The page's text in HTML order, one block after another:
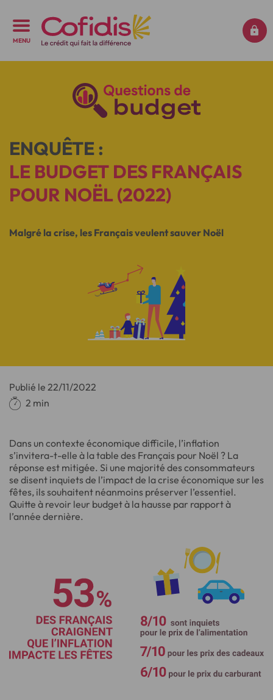
MENU
ENQUÊTE :
LE BUDGET DES FRANÇAIS
POUR NOËL (2022)
Malgré la crise, les Français veulent sauver Noël
Publié le 22/11/2022
2 min
Dans un contexte économique difficile, l’inflation
s’invitera-t-elle à la table des Français pour Noël ? La
réponse est mitigée. Si une majorité des consommateurs
se disent inquiets de l’impact de la crise économique sur les
fêtes, ils souhaitent néanmoins préserver l’essentiel.
Quitte à revoir leur budget à la hausse par rapport à
l’année dernière.